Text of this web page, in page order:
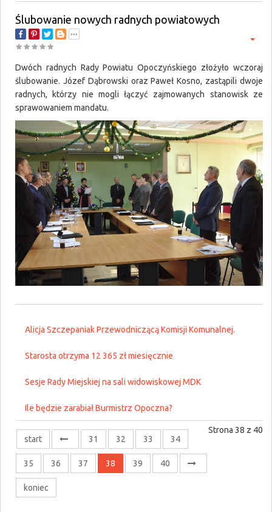
Ślubowanie nowych radnych powiatowych
Dwóch radnych Rady Powiatu Opoczyńskiego złożyło wczoraj
ślubowanie. Józef Dąbrowski oraz Paweł Kosno, zastąpili dwoje
radnych, którzy nie mogli łączyć zajmowanych stanowisk ze
sprawowaniem mandatu.
Alicja Szczepaniak Przewodniczącą Komisji Komunalnej.
Starosta otrzyma 12 365 zł miesięcznie
Sesje Rady Miejskiej na sali widowiskowej MDK
Ile będzie zarabiał Burmistrz Opoczna?
Strona 38 z 40
start
31 32 33 34
35 36 37 38 39 40
koniec